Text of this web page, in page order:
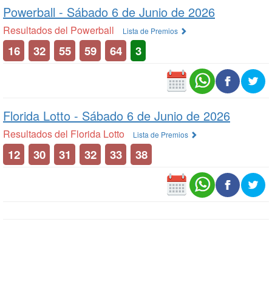
Powerball - Sábado 6 de Junio de 2026
Resultados del Powerball Lista de Premios
16 32 55 59 64 3
Florida Lotto - Sábado 6 de Junio de 2026
Resultados del Florida Lotto Lista de Premios
12 30 31 32 33 38